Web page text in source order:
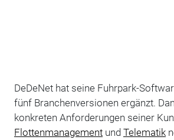
DeDeNet hat seine Fuhrpark-
fünf Branchenversionen ergänzt.
konkreten Anforderungen seiner
Flottenmanagementund Telematik